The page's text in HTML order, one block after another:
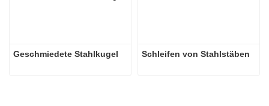
Geschmiedete Stahlkugel Schleifen von Stahlstäben